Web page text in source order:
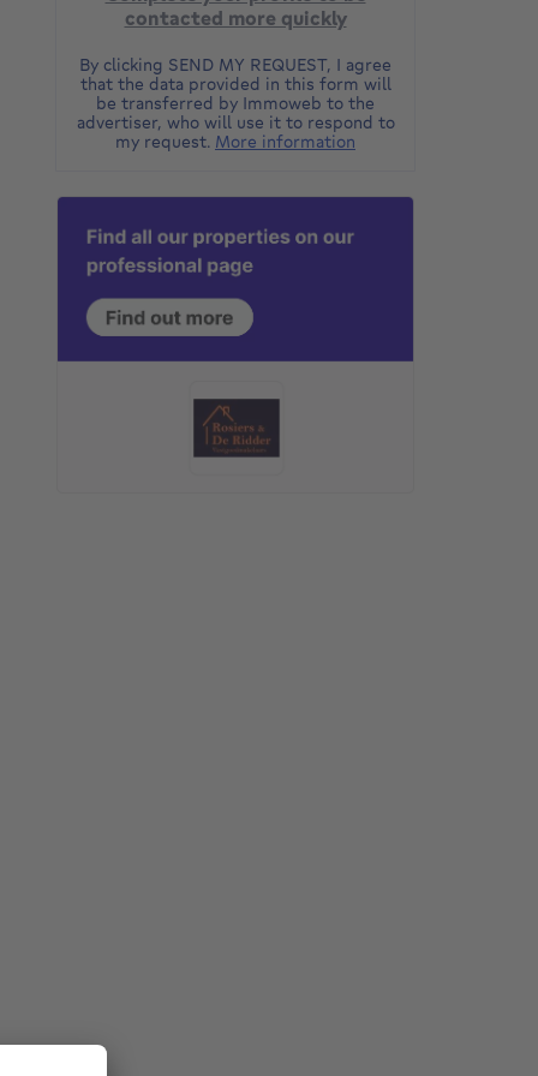
contacted more quickly
By clicking SEND MY REQUEST, I agree
that the data provided in this form will
be transferred by Immoweb to the
advertiser, who will use it to respond to
my request. More information